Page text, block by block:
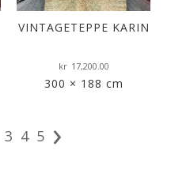
VINTAGETEPPE KARIN
kr 17,200.00
300 × 188 cm
›
3 4 5